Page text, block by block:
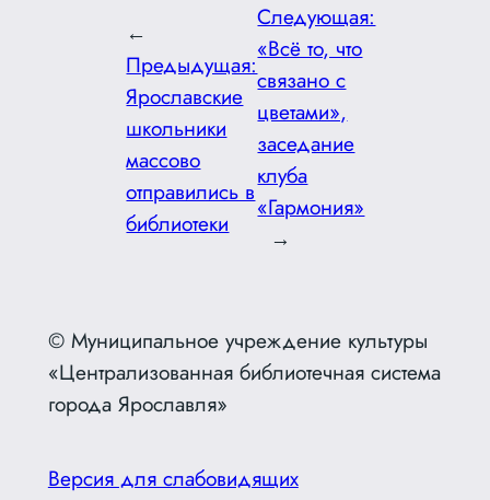
←
Предыдущая:
Ярославские
школьники
массово
отправились в
библиотеки
Следующая:
«Всё то, что
связано с
цветами»,
заседание
клуба
«Гармония»
→
© Муниципальное учреждение культуры
«Централизованная библиотечная система
города Ярославля»
Версия для слабовидящих